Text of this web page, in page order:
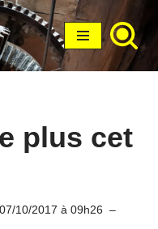
plus cet
07/10/2017 à 09h26